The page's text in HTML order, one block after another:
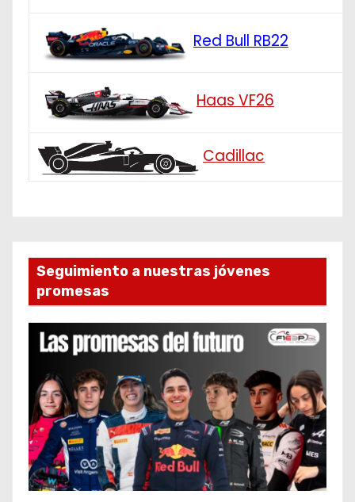
Red Bull RB22
Haas VF26
Cadillac
Seguimiento a nuestras jóvenes
promesas